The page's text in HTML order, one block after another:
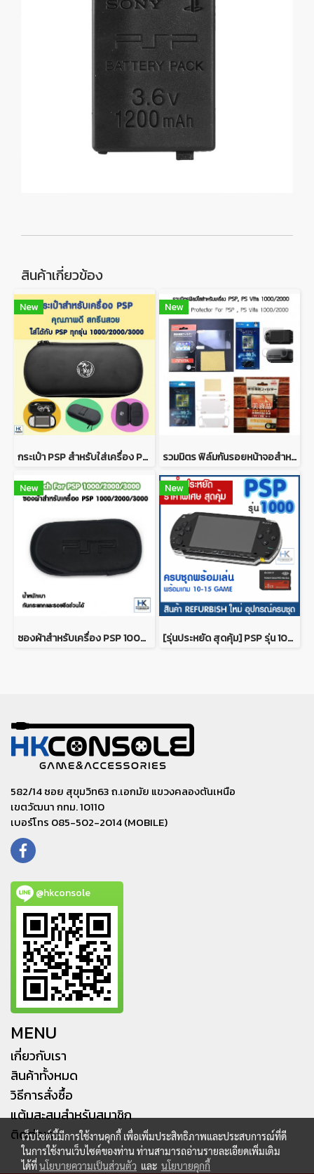
สินค้าเกี่ยวข้อง
New
กระเป๋า PSP สำหรับใส่เครื่อง PSP ได้ทุกรุ่น สีดำ สกรีนสวย คุณภาพดี
New
รวมมิตร ฟิล์มกันรอยหน้าจอสำหรับเครื่อง PSP , PS VITA 1000, PS VITA 2000 ติดง่าย งานดี มีคุณภาพ ป้องกันรอบขีดข่วน
New
ซองผ้าสำหรับเครื่อง PSP 1000/2000/3000 น้ำหนักเบา สามารถกันกระแทกและรอยขีดข่วนได้ Pouch For PSP 1000/2000/3000
New
[รุ่นประหยัด สุดคุ้ม] PSP รุ่น 1000 (Refurbish) + Mem 8 GB ครบชุดพร้อมเล่น พร้อมเกม 10-15 GAME
582/14 ซอย สุขุมวิท63 ถ.เอกมัย แขวงคลองตันเหนือ
เขตวัฒนา กทม. 10110
เบอร์โทร 085-502-2014 (MOBILE)
@hkconsole
MENU
เกี่ยวกับเรา
สินค้าทั้งหมด
วิธีการสั่งซื้อ
แต้มสะสมสำหรับสมาชิก
ติดต่อเรา
เว็บไซต์นี้มีการใช้งานคุกกี้ เพื่อเพิ่มประสิทธิภาพและประสบการณ์ที่ดี
ในการใช้งานเว็บไซต์ของท่าน ท่านสามารถอ่านรายละเอียดเพิ่มเติม
ได้ที่นโยบายความเป็นส่วนตัว และ นโยบายคุกกี้